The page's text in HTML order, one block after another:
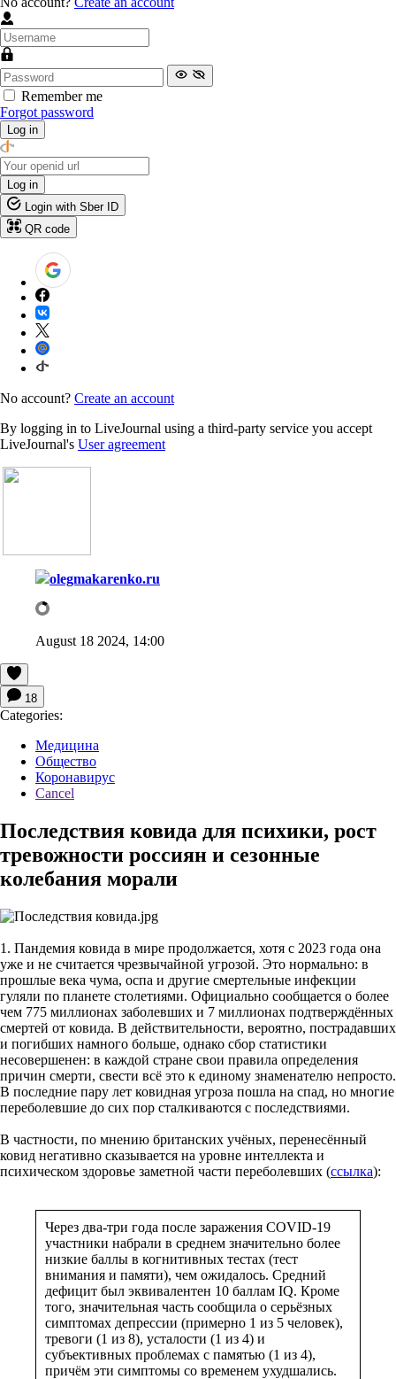
Remember me
Forgot password
Log in
Log in
Login with Sber ID
QR code
No account? Create an account
By logging in to LiveJournal using a third-party service you accept
LiveJournal's User agreement
olegmakarenko.ru
August 18 2024, 14:00
18
Categories:
Медицина
Общество
Коронавирус
Cancel
Последствия ковида для психики, рост
тревожности россиян и сезонные
колебания морали
1. Пандемия ковида в мире продолжается, хотя с 2023 года она
уже и не считается чрезвычайной угрозой. Это нормально: в
прошлые века чума, оспа и другие смертельные инфекции
гуляли по планете столетиями. Официально сообщается о более
чем 775 миллионах заболевших и 7 миллионах подтверждённых
смертей от ковида. В действительности, вероятно, пострадавших
и погибших намного больше, однако сбор статистики
несовершенен: в каждой стране свои правила определения
причин смерти, свести всё это к единому знаменателю непросто.
В последние пару лет ковидная угроза пошла на спад, но многие
переболевшие до сих пор сталкиваются с последствиями.
В частности, по мнению британских учёных, перенесённый
ковид негативно сказывается на уровне интеллекта и
психическом здоровье заметной части переболевших (ссылка):
Через два-три года после заражения COVID-19
участники набрали в среднем значительно более
низкие баллы в когнитивных тестах (тест
внимания и памяти), чем ожидалось. Средний
дефицит был эквивалентен 10 баллам IQ. Кроме
того, значительная часть сообщила о серьёзных
симптомах депрессии (примерно 1 из 5 человек),
тревоги (1 из 8), усталости (1 из 4) и
субъективных проблемах с памятью (1 из 4),
причём эти симптомы со временем ухудшались.